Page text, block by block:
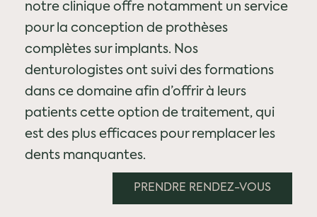
notre clinique offre notamment un service
pour la conception de prothèses
complètes sur implants. Nos
denturologistes ont suivi des formations
dans ce domaine afin d’offrir à leurs
patients cette option de traitement, qui
est des plus efficaces pour remplacer les
dents manquantes.
PRENDRE RENDEZ-VOUS